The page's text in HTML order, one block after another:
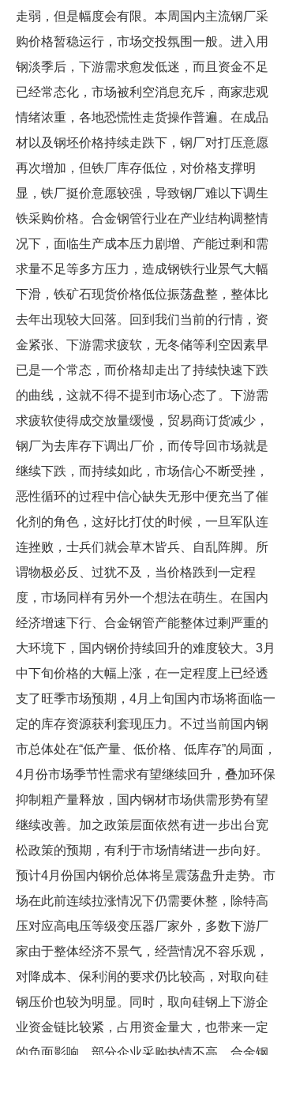
走弱，但是幅度会有限。本周国内主流钢厂采
购价格暂稳运行，市场交投氛围一般。进入用
钢淡季后，下游需求愈发低迷，而且资金不足
已经常态化，市场被利空消息充斥，商家悲观
情绪浓重，各地恐慌性走货操作普遍。在成品
材以及钢坯价格持续走跌下，钢厂对打压意愿
再次增加，但铁厂库存低位，对价格支撑明
显，铁厂挺价意愿较强，导致钢厂难以下调生
铁采购价格。合金钢管行业在产业结构调整情
况下，面临生产成本压力剧增、产能过剩和需
求量不足等多方压力，造成钢铁行业景气大幅
下滑，铁矿石现货价格低位振荡盘整，整体比
去年出现较大回落。回到我们当前的行情，资
金紧张、下游需求疲软，无冬储等利空因素早
已是一个常态，而价格却走出了持续快速下跌
的曲线，这就不得不提到市场心态了。下游需
求疲软使得成交放量缓慢，贸易商订货减少，
钢厂为去库存下调出厂价，而传导回市场就是
继续下跌，而持续如此，市场信心不断受挫，
恶性循环的过程中信心缺失无形中便充当了催
化剂的角色，这好比打仗的时候，一旦军队连
连挫败，士兵们就会草木皆兵、自乱阵脚。所
谓物极必反、过犹不及，当价格跌到一定程
度，市场同样有另外一个想法在萌生。在国内
经济增速下行、合金钢管产能整体过剩严重的
大环境下，国内钢价持续回升的难度较大。3月
中下旬价格的大幅上涨，在一定程度上已经透
支了旺季市场预期，4月上旬国内市场将面临一
定的库存资源获利套现压力。不过当前国内钢
市总体处在“低产量、低价格、低库存”的局面，
4月份市场季节性需求有望继续回升，叠加环保
抑制粗产量释放，国内钢材市场供需形势有望
继续改善。加之政策层面依然有进一步出台宽
松政策的预期，有利于市场情绪进一步向好。
预计4月份国内钢价总体将呈震荡盘升走势。市
场在此前连续拉涨情况下仍需要休整，除特高
压对应高电压等级变压器厂家外，多数下游厂
家由于整体经济不景气，经营情况不容乐观，
对降成本、保利润的要求仍比较高，对取向硅
钢压价也较为明显。同时，取向硅钢上下游企
业资金链比较紧，占用资金量大，也带来一定
的负面影响。部分企业采购热情不高，合金钢